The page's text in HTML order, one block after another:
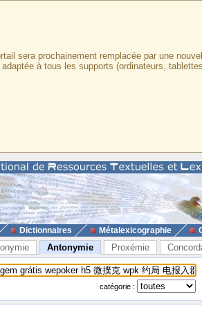
sera prochainement remplacée par une
à tous les supports (ordinateurs,
Dictionnaires Métalexicographie
Antonymie Proxémie
catégorie :